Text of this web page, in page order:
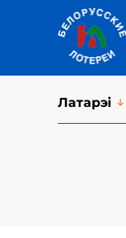
Латарэi